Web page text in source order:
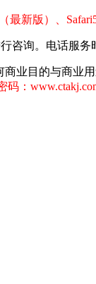
最新版）、
咨询。电话服务
业目的与商业
码：